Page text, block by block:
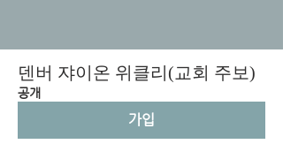
덴버 쟈이온 위클리(교회 주보)
공개
가입